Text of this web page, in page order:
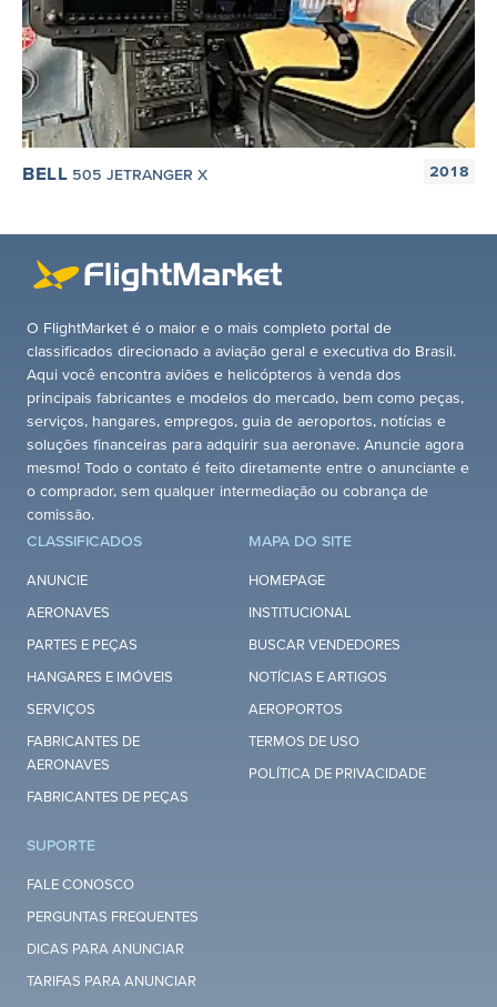
BELL 505 JETRANGER X 2018
O FlightMarket é o maior e o mais completo portal de
classificados direcionado a aviação geral e executiva do Brasil.
Aqui você encontra aviões e helicópteros à venda dos
principais fabricantes e modelos do mercado, bem como peças,
serviços, hangares, empregos, guia de aeroportos, notícias e
soluções financeiras para adquirir sua aeronave. Anuncie agora
mesmo! Todo o contato é feito diretamente entre o anunciante e
o comprador, sem qualquer intermediação ou cobrança de
comissão.
CLASSIFICADOS
ANUNCIE
AERONAVES
PARTES E PEÇAS
HANGARES E IMÓVEIS
SERVIÇOS
FABRICANTES DE
AERONAVES
FABRICANTES DE PEÇAS
MAPA DO SITE
HOMEPAGE
INSTITUCIONAL
BUSCAR VENDEDORES
NOTÍCIAS E ARTIGOS
AEROPORTOS
TERMOS DE USO
POLÍTICA DE PRIVACIDADE
SUPORTE
FALE CONOSCO
PERGUNTAS FREQUENTES
DICAS PARA ANUNCIAR
TARIFAS PARA ANUNCIAR